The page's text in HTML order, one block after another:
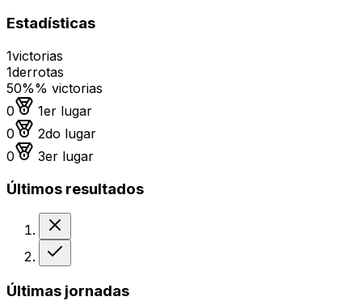
Estadísticas
1victorias
1derrotas
50%% victorias
0
Medalla de oro
1er lugar
0
Medalla de plata
2do lugar
0
Medalla de bronce
3er lugar
Últimos resultados
Últimas jornadas